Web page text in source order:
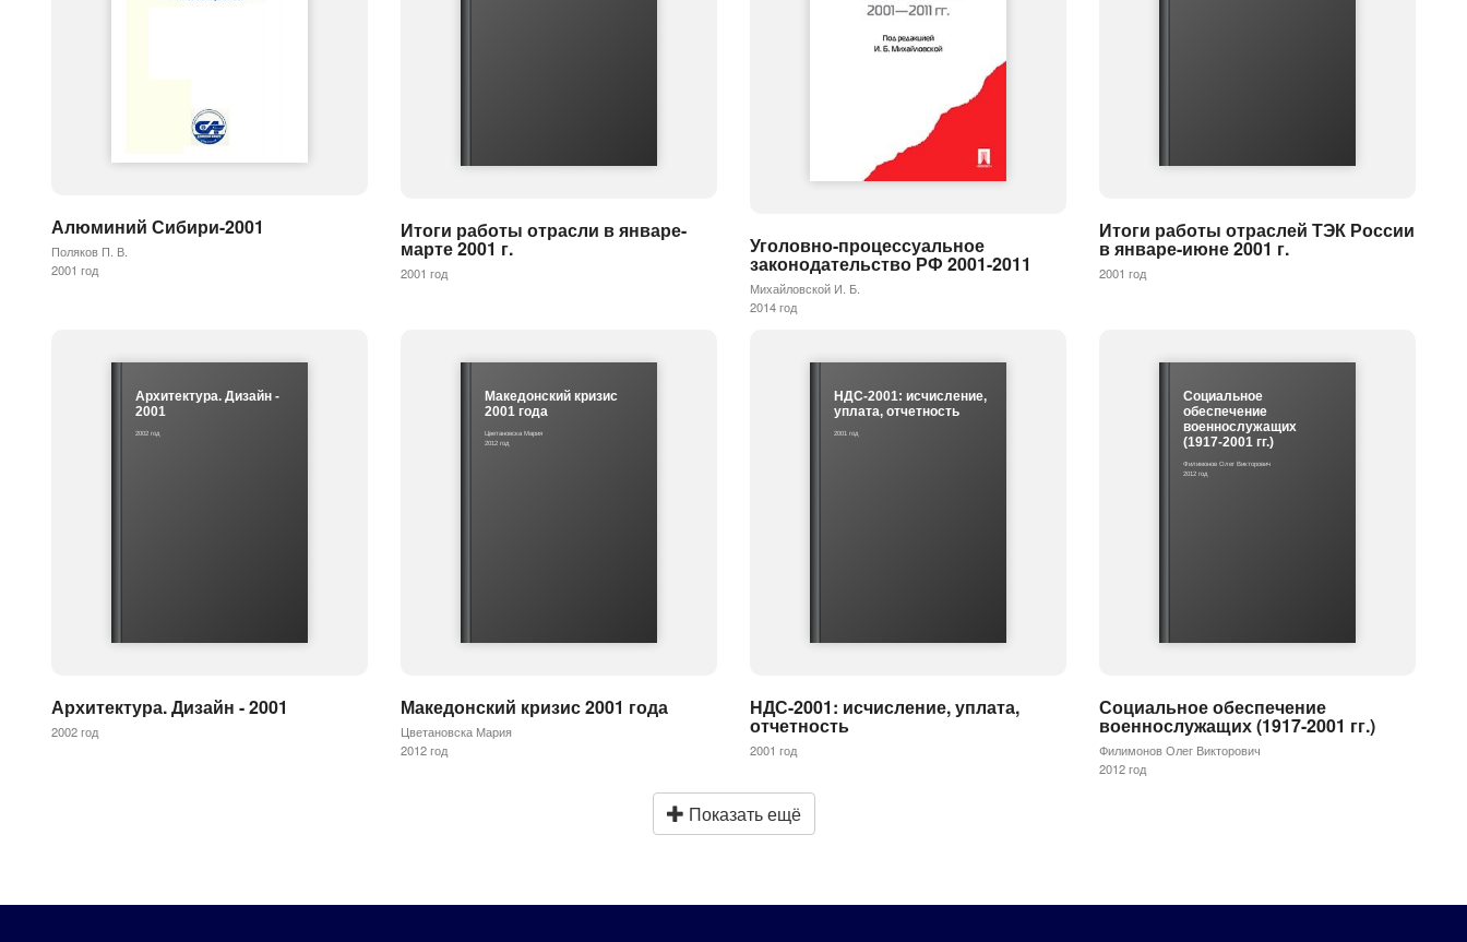
Алюминий Сибири-2001
Поляков П. В.
2001 год
Итоги работы отрасли в январе-
марте 2001 г.
2001 год
Уголовно-процессуальное
законодательство РФ 2001-2011
Михайловской И. Б.
2014 год
Итоги работы отраслей ТЭК России
в январе-июне 2001 г.
2001 год
Архитектура. Дизайн -
2001
2002 год
Архитектура. Дизайн - 2001
2002 год
Македонский кризис
2001 года
Цветановска Мария
2012 год
Македонский кризис 2001 года
Цветановска Мария
2012 год
НДС-2001: исчисление,
уплата, отчетность
2001 год
НДС-2001: исчисление, уплата,
отчетность
2001 год
Социальное
обеспечение
военнослужащих
(1917-2001 гг.)
Филимонов Олег Викторович
2012 год
Социальное обеспечение
военнослужащих (1917-2001 гг.)
Филимонов Олег Викторович
2012 год
Показать ещё